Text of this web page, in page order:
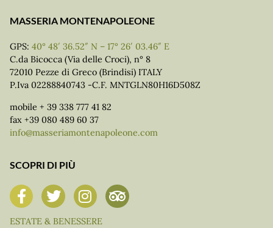
MASSERIA MONTENAPOLEONE
GPS: 40° 48′ 36.52″ N – 17° 26′ 03.46″ E
C.da Bicocca (Via delle Croci), n° 8
72010 Pezze di Greco (Brindisi) ITALY
P.Iva 02288840743 -C.F. MNTGLN80H16D508Z
mobile + 39 338 777 41 82
fax +39 080 489 60 37
info@masseriamontenapoleone.com
SCOPRI DI PIÙ
ESTATE & BENESSERE